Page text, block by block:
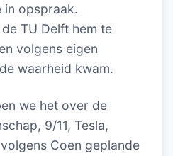
in opspraak.
TU Delft hem te
volgens eigen
waarheid kwam.
we het over de
9/11, Tesla,
volgens Coen geplande